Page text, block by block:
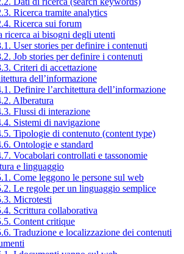
Ricerca tramite analytics
Ricerca sui forum
ricerca ai bisogni degli utenti
User stories per definire i contenuti
Job stories per definire i contenuti
Criteri di accettazione
dell’informazione
Definire l’architettura dell’informazione
Alberatura
Flussi di interazione
Sistemi di navigazione
Tipologie di contenuto (content type)
Ontologie e standard
Vocabolari controllati e tassonomie
e linguaggio
Come leggono le persone sul web
Le regole per un linguaggio semplice
Microtesti
Scrittura collaborativa
Content critique
Traduzione e localizzazione dei contenuti